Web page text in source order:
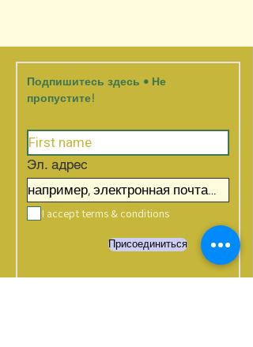
Подпишитесь здесь • Не
пропустите!
Эл. адрес
I accept terms & conditions
Присоединиться